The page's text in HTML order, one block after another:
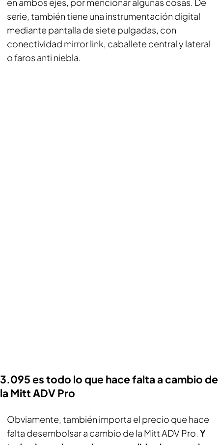
serie, también tiene una instrumentación digital
mediante pantalla de siete pulgadas, con
conectividad mirror link, caballete central y lateral
o faros anti niebla.
3.095 es todo lo que hace falta a cambio de
la Mitt ADV Pro
Obviamente, también importa el precio que hace
falta desembolsar a cambio de la Mitt ADV Pro. Y